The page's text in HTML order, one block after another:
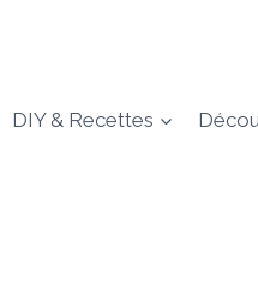
DIY & Recettes